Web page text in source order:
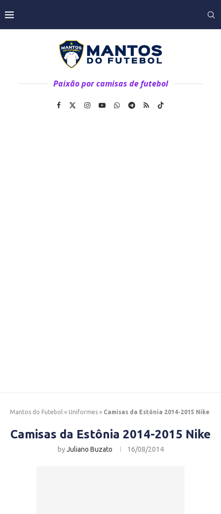
Paixão por camisas de futebol
Mantos do Futebol » Uniformes » Camisas da Estônia 2014-2015 Nike
Camisas da Estônia 2014-2015 Nike
byJuliano Buzato 16/08/2014